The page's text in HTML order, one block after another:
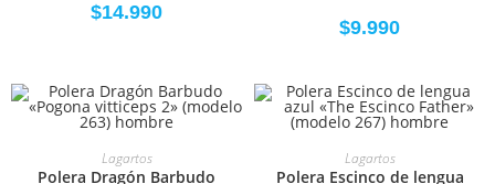
$14.990
$9.990
SELECCIONAR OPCIONES
Lagartos
Polera Dragón Barbudo
SELECCIONAR OPCIONES
Lagartos
Polera Escinco de lengua